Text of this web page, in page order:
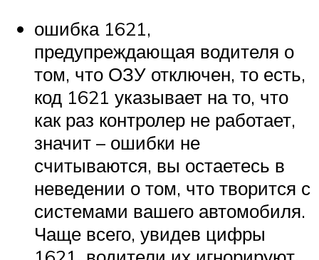
ошибка 1621,
предупреждающая водителя о
том, что ОЗУ отключен, то есть,
код 1621 указывает на то, что
как раз контролер не работает,
значит – ошибки не
считываются, вы остаетесь в
неведении о том, что творится с
системами вашего автомобиля.
Чаще всего, увидев цифры